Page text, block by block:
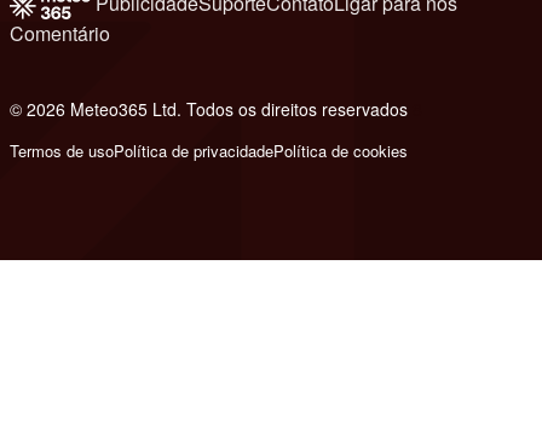
Comentário
© 2026 Meteo365 Ltd. Todos os direitos reservados
Termos de usoPolítica de privacidadePolítica de cookies